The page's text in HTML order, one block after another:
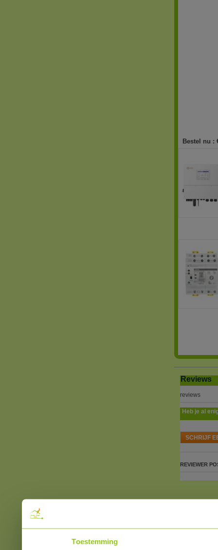
Toestemming
Bestel nu :
Reviews
reviews
Heb je al
SCHRIJF
REVIEWER